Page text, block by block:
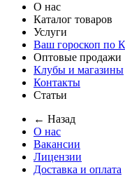
О нас
Каталог товаров
Услуги
Ваш гороскоп по
Оптовые продажи
Клубы и магазины
Контакты
Статьи
← Назад
О нас
Вакансии
Лицензии
Доставка и оплата